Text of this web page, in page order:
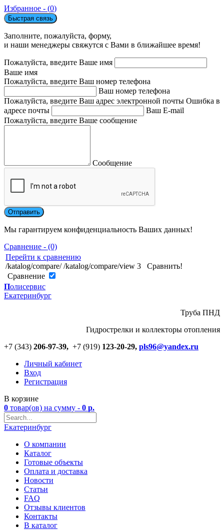
Избранное - (0)
Быстрая связь
Заполните, пожалуйста, форму,
и наши менеджеры свяжутся с Вами в ближайшее время!
Пожалуйста, введите Ваше имя
Ваше имя
Пожалуйста, введите Ваш номер телефона
Ваш номер телефона
Пожалуйста, введите Ваш адрес электронной почты Ошибка в
адресе почты
Ваш E-mail
Пожалуйста, введите Ваше сообщение
Сообщение
Мы гарантируем конфиденциальность Ваших данных!
Сравнение - (0)
Перейти к сравнению
/katalog/compare/ /katalog/compare/view 3
Сравнить!
Cравнение
Полисервис
Екатеринбург
Труба ПНД
Гидрострелки и коллекторы отопления
+7 (343) 206-97-39, +7 (919) 123-20-29, pls96@yandex.ru
Личный кабинет
Вход
Регистрация
В корзине
0 товар(ов) на сумму - 0 р.
Екатеринбург
О компании
Каталог
Готовые объекты
Оплата и доставка
Новости
Статьи
FAQ
Отзывы клиентов
Контакты
В каталог